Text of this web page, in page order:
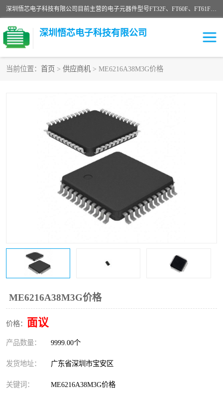
深圳悟芯电子科技有限公司目前主营的电子元器件型号FT32F、FT60F、FT61F、FT62F、FT64F、FT61FC、MCU EEPROM MOS LDO 稳压管 触摸IC DC-DC AC-DC 协议IC等，广泛应用于LED射灯、LED日光灯、等诸多领域。
深圳悟芯电子科技有限公司
当前位置： 首页 > 供应商机 > ME6216A38M3G价格
ME6216A38M3G价格
价格： 面议
产品数量： 9999.00个
发货地址： 广东省深圳市宝安区
关键词： ME6216A38M3G价格
FT32F
FT61F
FT61FC
FT61F022
FT61F021